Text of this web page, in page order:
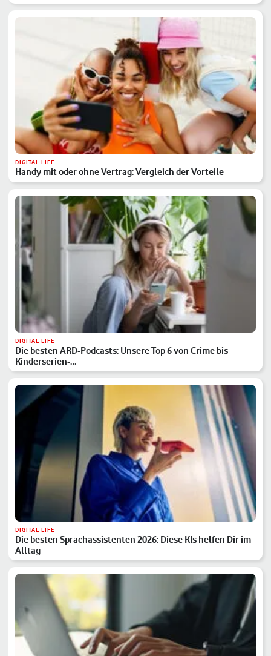
DIGITAL LIFE
Handy mit oder ohne Vertrag: Vergleich der Vorteile
DIGITAL LIFE
Die besten ARD-Podcasts: Unsere Top 6 von Crime bis
Kinderserien-…
DIGITAL LIFE
Die besten Sprachassistenten 2026: Diese KIs helfen Dir im
Alltag